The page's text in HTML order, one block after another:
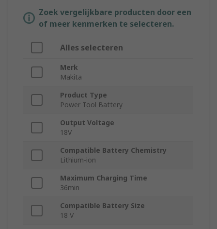
Zoek vergelijkbare producten door een
of meer kenmerken te selecteren.
Alles selecteren
Merk
Makita
Product Type
Power Tool Battery
Output Voltage
18V
Compatible Battery Chemistry
Lithium-ion
Maximum Charging Time
36min
Compatible Battery Size
18 V